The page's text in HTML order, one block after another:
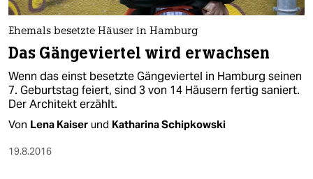
Ehemals besetzte Häuser in Hamburg
Das Gängeviertel wird erwachsen
Wenn das einst besetzte Gängeviertel in Hamburg seinen
7. Geburtstag feiert, sind 3 von 14 Häusern fertig saniert.
Der Architekt erzählt.
Von Lena Kaiser und Katharina Schipkowski
19.8.2016